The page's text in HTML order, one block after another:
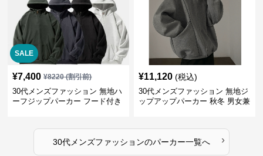
SALE
¥7,400 ¥8220(割引前)
30代メンズファッション 無地ハ
ーフジップパーカー フード付き
¥11,120 (税込)
30代メンズファッション 無地ジ
ップアップパーカー 秋冬 男女兼
30代メンズファッションのパーカー一覧へ ›